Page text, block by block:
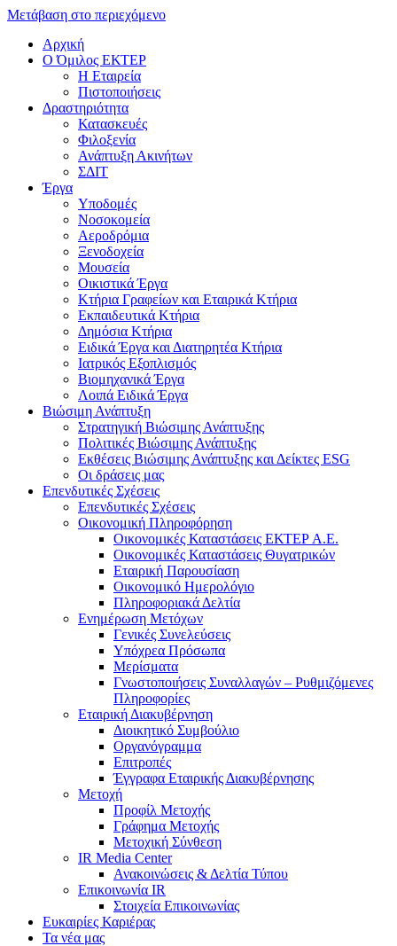
Μετάβαση στο περιεχόμενο
Αρχική
Ο Όμιλος ΕΚΤΕΡ
H Εταιρεία
Πιστοποιήσεις
Δραστηριότητα
Κατασκευές
Φιλοξενία
Ανάπτυξη Ακινήτων
ΣΔΙΤ
Έργα
Υποδομές
Νοσοκομεία
Αεροδρόμια
Ξενοδοχεία
Μουσεία
Οικιστικά Έργα
Κτήρια Γραφείων και Εταιρικά Κτήρια
Εκπαιδευτικά Κτήρια
Δημόσια Κτήρια
Ειδικά Έργα και Διατηρητέα Κτήρια
Ιατρικός Εξοπλισμός
Βιομηχανικά Έργα
Λοιπά Ειδικά Έργα
Βιώσιμη Ανάπτυξη
Στρατηγική Βιώσιμης Ανάπτυξης
Πολιτικές Βιώσιμης Ανάπτυξης
Εκθέσεις Βιώσιμης Ανάπτυξης και Δείκτες ESG
Οι δράσεις μας
Επενδυτικές Σχέσεις
Επενδυτικές Σχέσεις
Οικονομική Πληροφόρηση
Οικονομικές Καταστάσεις ΕΚΤΕΡ Α.Ε.
Οικονομικές Καταστάσεις Θυγατρικών
Εταιρική Παρουσίαση
Οικονομικό Ημερολόγιο
Πληροφοριακά Δελτία
Ενημέρωση Μετόχων
Γενικές Συνελεύσεις
Υπόχρεα Πρόσωπα
Μερίσματα
Γνωστοποιήσεις Συναλλαγών – Ρυθμιζόμενες
Πληροφορίες
Εταιρική Διακυβέρνηση
Διοικητικό Συμβούλιο
Οργανόγραμμα
Επιτροπές
Έγγραφα Εταιρικής Διακυβέρνησης
Μετοχή
Προφίλ Μετοχής
Γράφημα Μετοχής
Μετοχική Σύνθεση
IR Media Center
Ανακοινώσεις & Δελτία Τύπου
Επικοινωνία IR
Στοιχεία Επικοινωνίας
Ευκαιρίες Καριέρας
Τα νέα μας